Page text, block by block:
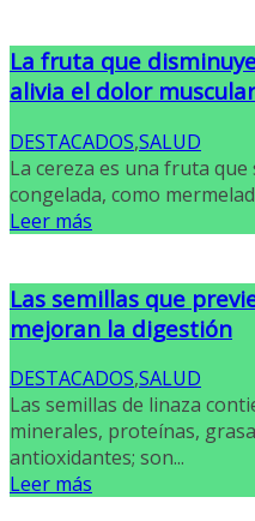
La fruta que
alivia el dolor muscular
DESTACADOS,SALUD
La cereza es una fruta
congelada, como
Leer más
Las semillas que
mejoran la digestión
DESTACADOS,SALUD
Las semillas de linaza
minerales, proteínas,
antioxidantes; son...
Leer más